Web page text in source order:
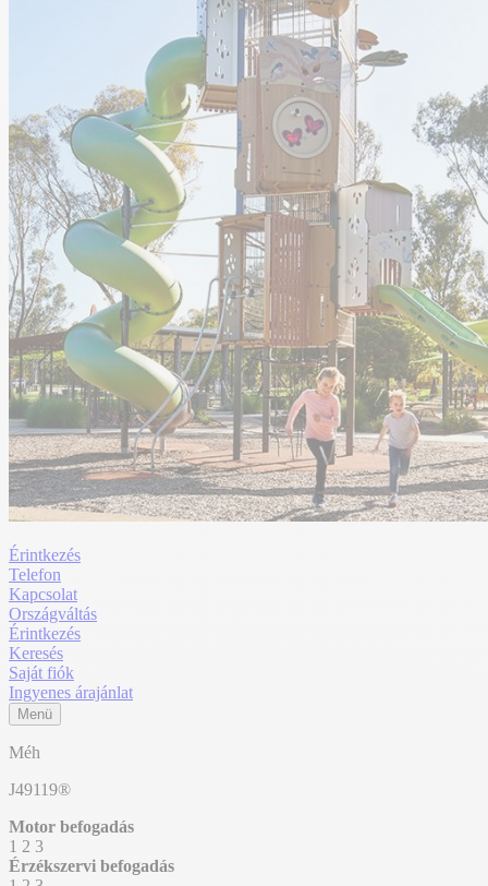
Érintkezés
Telefon
Kapcsolat
Országváltás
Érintkezés
Keresés
Saját fiók
Ingyenes árajánlat
Menü
Méh
J49119®
Motor befogadás
1 2 3
Érzékszervi befogadás